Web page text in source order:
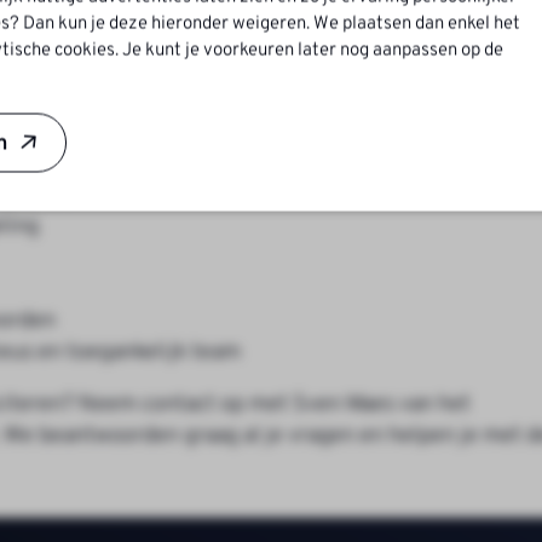
en toegankelijk team
Neem contact op met Sven Maes van het
beantwoorden graag al je vragen en helpen je met
Dan kun je deze hieronder weigeren. We plaatsen dan enkel het
cookies. Je kunt je voorkeuren later nog aanpassen op de